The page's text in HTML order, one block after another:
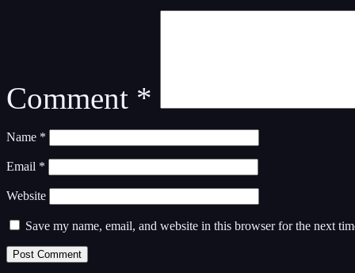
Comment *
Name *
Email *
Website
Save my name, email, and website in this browser for the next